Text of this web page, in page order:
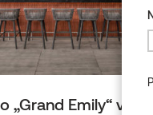
„Grand Emily“